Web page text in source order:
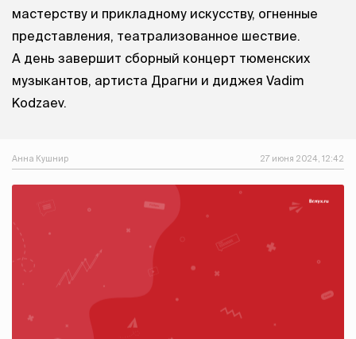
мастерству и прикладному искусству, огненные
представления, театрализованное шествие.
А день завершит сборный концерт тюменских
музыкантов, артиста Драгни и диджея Vadim
Kodzaev.
Анна Кушнир 27 июня 2024, 12:42